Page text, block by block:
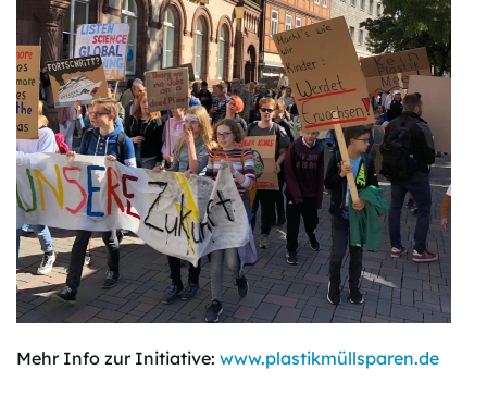
Mehr Info zur Initiative: www.plastikmüllsparen.de